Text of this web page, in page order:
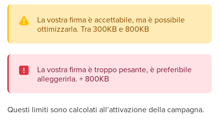
La vostra firma è accettabile, ma è possibile
ottimizzarla. Tra 300KB e 800KB
La vostra firma è troppo pesante, è preferibile
alleggerirla. + 800KB
Questi limiti sono calcolati all’attivazione della campagna.